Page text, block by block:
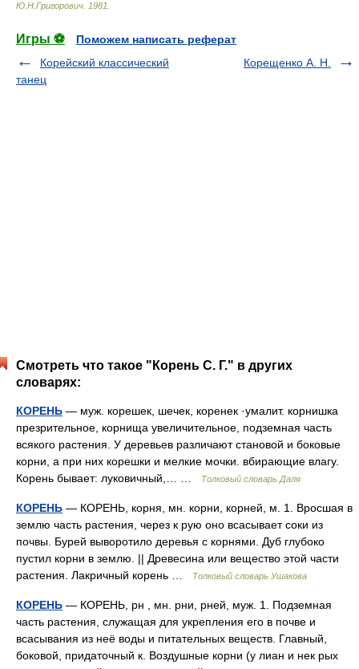
Ю.Н.Григорович 1981
Игры ⚽
Поможем написать реферат
Корейский классический
танец
Корещенко А. Н.
Смотреть что такое "Корень С. Г." в других
словарях:
КОРЕНЬ — муж. корешек, шечек, коренек ·умалит. корнишка
презрительное, корнища увеличительное, подземная часть
всякого растения. У деревьев различают становой и боковые
корни, а при них корешки и мелкие мочки. вбирающие влагу.
Корень бывает: луковичный,… …
Толковый словарь Даля
КОРЕНЬ — КОРЕНЬ, корня, мн. корни, корней, м. 1. Вросшая в
землю часть растения, через к рую оно всасывает соки из
почвы. Бурей выворотило деревья с корнями. Дуб глубоко
пустил корни в землю. || Древесина или вещество этой части
растения. Лакричный корень …
Толковый словарь Ушакова
КОРЕНЬ — КОРЕНЬ, рн , мн. рни, рней, муж. 1. Подземная
часть растения, служащая для укрепления его в почве и
всасывания из неё воды и питательных веществ. Главный,
боковой, придаточный к. Воздушные корни (у лиан и нек рых